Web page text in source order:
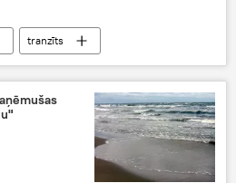
tranzīts